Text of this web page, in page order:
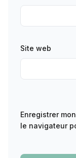
Site web
Enregistrer
le navigateur